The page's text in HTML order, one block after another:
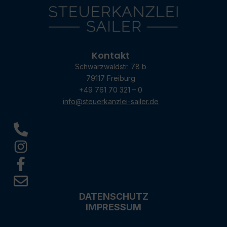
Kontakt
Schwarzwaldstr. 78 b
79117 Freiburg
+49 761 70 321 – 0
info@steuerkanzlei-sailer.de
DATENSCHUTZ
IMPRESSUM